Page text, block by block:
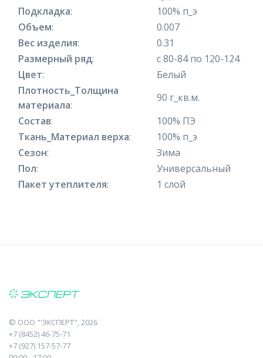
Подкладка:
100% п_э
Объем:
0.007
Вес изделия:
0.31
Размерный ряд:
с 80-84 по 120-124
Цвет:
Белый
Плотность_Толщина
материала:
90 г_кв.м.
Состав:
100% ПЭ
Ткань_Материал верха:
100% п_э
Сезон:
Зима
Пол:
Универсальный
Пакет утеплителя: 1 слой
© ООО "'ЭКСПЕРТ", 2026
+7 (8452) 46-75-71
+7 (927) 157-57-77